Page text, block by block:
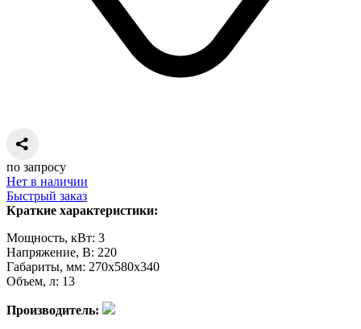
по запросу
Нет в наличии
Быстрый заказ
Краткие характеристики:
Мощность, кВт: 3
Напряжение, В: 220
Габариты, мм: 270х580х340
Объем, л: 13
Производитель: